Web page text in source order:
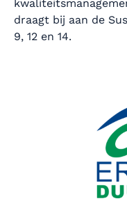
draagt bij aan de
9, 12 en 14.